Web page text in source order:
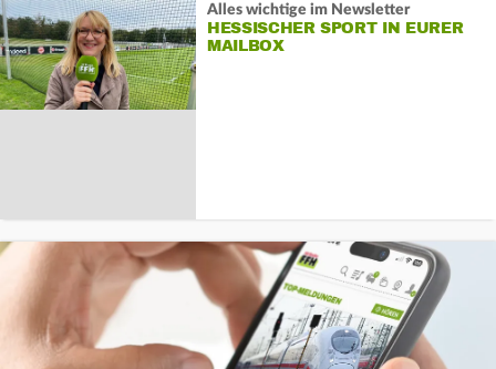
Alles wichtige im Newsletter
HESSISCHER SPORT IN EURER
MAILBOX